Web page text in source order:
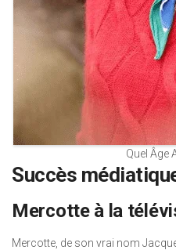
Quel Âge
Succès
Mercotte à la
Mercotte, de son vrai nom